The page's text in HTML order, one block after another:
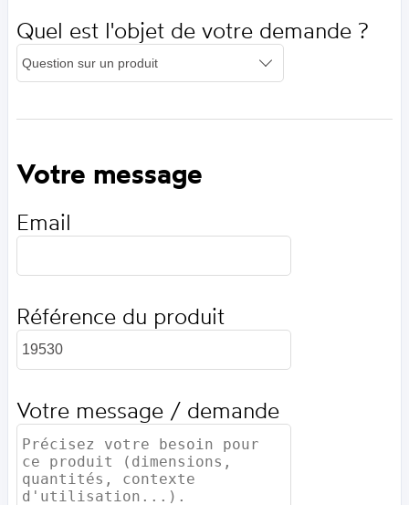
Quel est l'objet de votre demande ?
Votre message
Email
Référence du produit
Votre message / demande